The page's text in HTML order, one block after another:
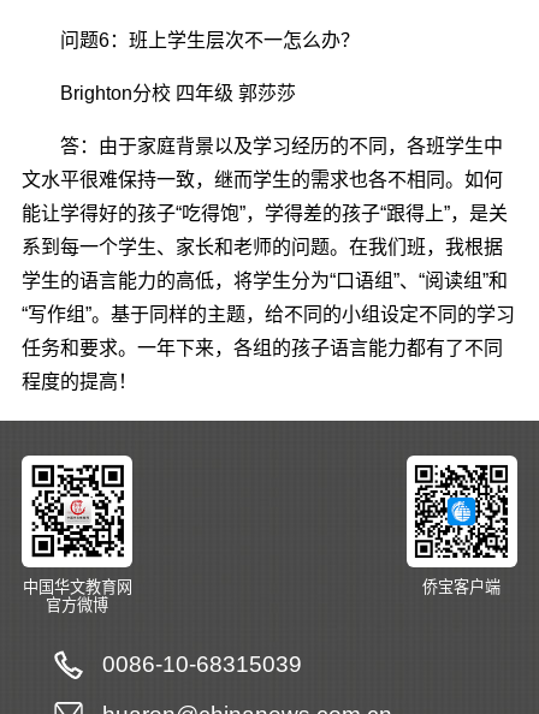
问题6：班上学生层次不一怎么办？
Brighton分校 四年级 郭莎莎
答：由于家庭背景以及学习经历的不同，各班学生中
文水平很难保持一致，继而学生的需求也各不相同。如何
能让学得好的孩子“吃得饱”，学得差的孩子“跟得上”，是关
系到每一个学生、家长和老师的问题。在我们班，我根据
学生的语言能力的高低，将学生分为“口语组”、“阅读组”和
“写作组”。基于同样的主题，给不同的小组设定不同的学习
任务和要求。一年下来，各组的孩子语言能力都有了不同
程度的提高！
中国华文教育网
官方微博
侨宝客户端
0086-10-68315039